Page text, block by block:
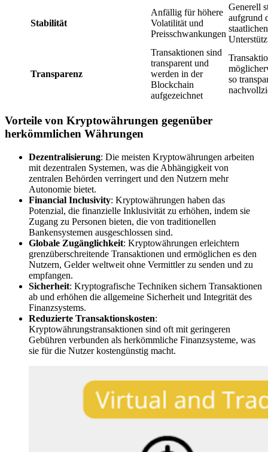
Stabilität
Anfällig für höhere
Volatilität und
Preisschwankungen
Generell
aufgrund
staatlichen
Transparenz
Transaktionen sind
transparent und
werden in der
Blockchain
aufgezeichnet
so
Vorteile von Kryptowährungen gegenüber
herkömmlichen Währungen
Dezentralisierung: Die meisten Kryptowährungen arbeiten
mit dezentralen Systemen, was die Abhängigkeit von
zentralen Behörden verringert und den Nutzern mehr
Autonomie bietet.
Financial Inclusivity: Kryptowährungen haben das
Potenzial, die finanzielle Inklusivität zu erhöhen, indem sie
Zugang zu Personen bieten, die von traditionellen
Bankensystemen ausgeschlossen sind.
Globale Zugänglichkeit: Kryptowährungen erleichtern
grenzüberschreitende Transaktionen und ermöglichen es den
Nutzern, Gelder weltweit ohne Vermittler zu senden und zu
empfangen.
Sicherheit: Kryptografische Techniken sichern Transaktionen
ab und erhöhen die allgemeine Sicherheit und Integrität des
Finanzsystems.
Reduzierte Transaktionskosten:
Kryptowährungstransaktionen sind oft mit geringeren
Gebühren verbunden als herkömmliche Finanzsysteme, was
sie für die Nutzer kostengünstig macht.